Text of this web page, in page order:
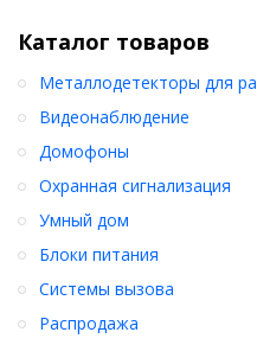
Каталог товаров
Металлодетекторы для
Видеонаблюдение
Домофоны
Охранная сигнализация
Умный дом
Блоки питания
Системы вызова
Распродажа